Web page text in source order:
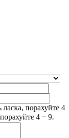
ласка, порахуйте 4
4 + 9.